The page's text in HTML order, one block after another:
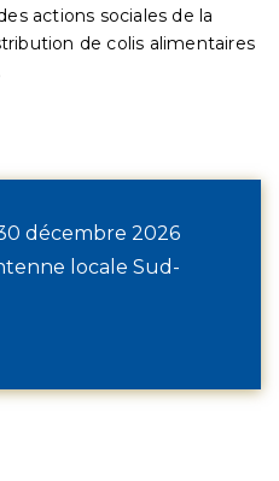
actions sociales de la
de colis alimentaires
décembre 2026
locale Sud-